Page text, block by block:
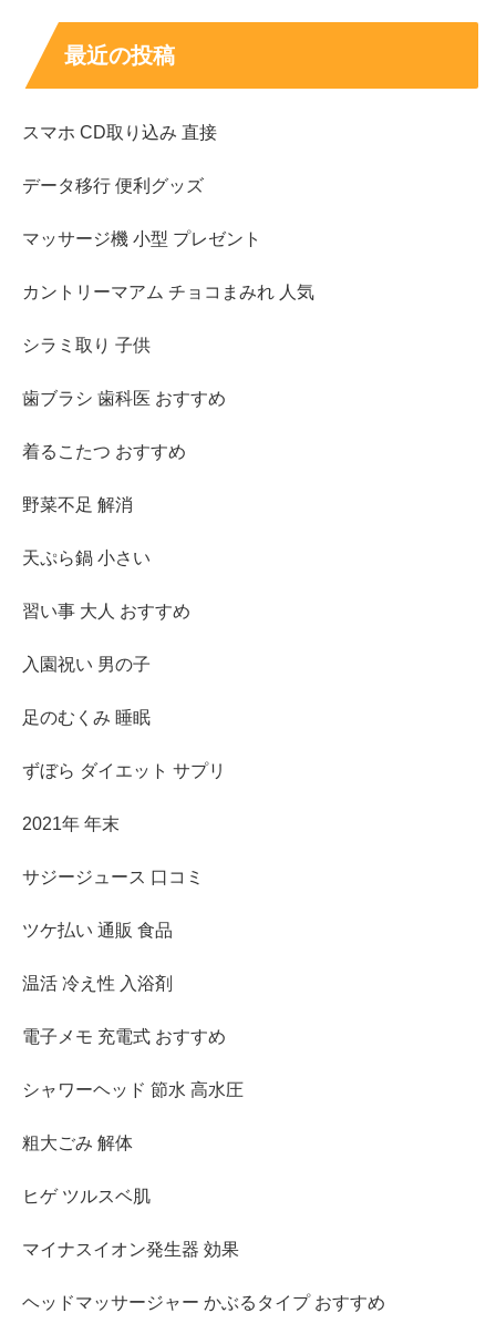
最近の投稿
スマホ CD取り込み 直接
データ移行 便利グッズ
マッサージ機 小型 プレゼント
カントリーマアム チョコまみれ 人気
シラミ取り 子供
歯ブラシ 歯科医 おすすめ
着るこたつ おすすめ
野菜不足 解消
天ぷら鍋 小さい
習い事 大人 おすすめ
入園祝い 男の子
足のむくみ 睡眠
ずぼら ダイエット サプリ
2021年 年末
サジージュース 口コミ
ツケ払い 通販 食品
温活 冷え性 入浴剤
電子メモ 充電式 おすすめ
シャワーヘッド 節水 高水圧
粗大ごみ 解体
ヒゲ ツルスベ肌
マイナスイオン発生器 効果
ヘッドマッサージャー かぶるタイプ おすすめ